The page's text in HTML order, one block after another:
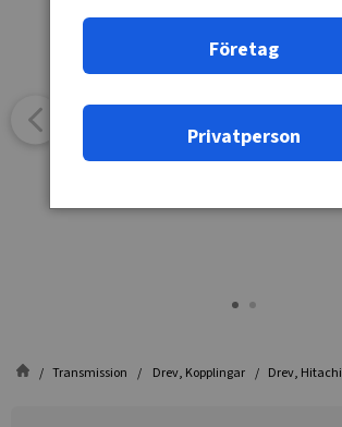
Transmission Drev, Kopplingar Drev, Hitachi
Företag
Privatperson